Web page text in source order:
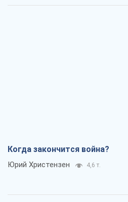
Когда закончится война?
Юрий Христензен 4,6 т.